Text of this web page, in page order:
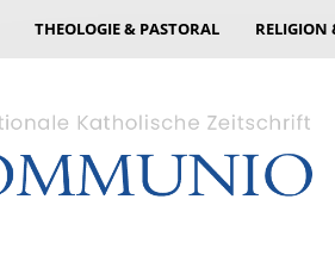
THEOLOGIE & PASTORAL RELIGION